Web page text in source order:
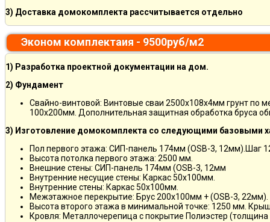
3) Доставка домокомплекта рассчитывается отдельно
Эконом комплектаия - 9500руб/м2
1) Разработка проектной документации на дом.
2) Фундамент
Свайно-винтовой: Винтовые сваи 2500х108х4мм грунт по
100х200мм. Дополнительная защитная обработка бруса
3) Изготовление домокомплекта со следующими базовыми
Пол первого этажа: СИП-панель 174мм (OSB-3, 12мм).Шаг
Высота потолка первого этажа: 2500 мм.
Внешние стены: СИП-панель 174мм (OSB-3, 12мм
Внутренние несущие стены: Каркас 50х100мм.
Внутренние стены: Каркас 50х100мм.
Межэтажное перекрытие: Брус 200х100мм + (OSB-3, 22мм).
Высота второго этажа в минимальной точке: 1250 мм.
Кровля: Металлочерепица с покрытие Полиэстер